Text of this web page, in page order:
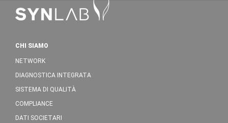
CHI SIAMO
NETWORK
DIAGNOSTICA INTEGRATA
SISTEMA DI QUALITÀ
COMPLIANCE
DATI SOCIETARI